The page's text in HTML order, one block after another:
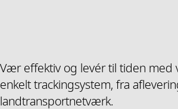
Vær effektiv og levér til tiden med
enkelt trackingsystem, fra
landtransportnetværk.